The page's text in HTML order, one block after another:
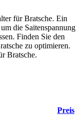
für Bratsche. Ein
die Saitenspannung
Finden Sie den
zu optimieren.
Bratsche.
Preis